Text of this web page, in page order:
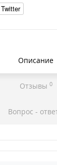
Twitter
Описание
Отзывы 0
Вопрос -